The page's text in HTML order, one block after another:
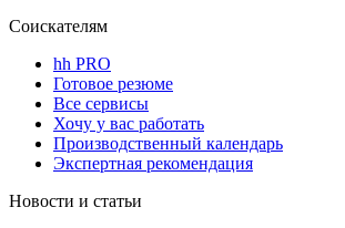
Соискателям
hh PRO
Готовое резюме
Все сервисы
Хочу у вас работать
Производственный календарь
Экспертная рекомендация
Новости и статьи